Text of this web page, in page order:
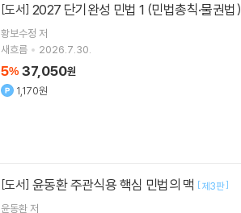
[도서] 2027 단기완성 민법 1 (민법총칙·물권법)
황보수정 저
새흐름
2026.7.30.
5% 37,050원
1,170원
[도서] 윤동환 주관식용 핵심 민법의 맥 [제3판]
윤동환저